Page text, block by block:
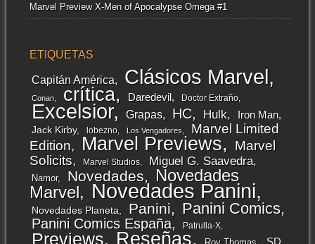
Marvel Preview X-Men of Apocalypse Omega #1
ETIQUETAS
Capitán América Clásicos Marvel
Conan crítica Daredevil Doctor Extraño
Excelsior Grapas HC Hulk Iron Man
Jack Kirby lobezno Los Vengadores
Marvel Limited
Edition
Marvel Previews
Marvel
Solicits
Marvel Studios Miguel G. Saavedra
Namor Novedades
Novedades
Marvel
Novedades Panini
Novedades Planeta Panini Panini Comics
Panini Comics España Patrulla-X
Previews Reseñas